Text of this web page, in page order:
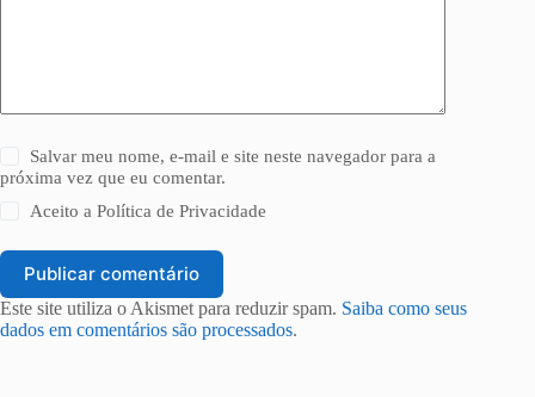
Salvar meu nome, e-mail e site neste navegador para a
próxima vez que eu comentar.
Aceito aPolítica de Privacidade
Publicar comentário
Este site utiliza o Akismet para reduzir spam. Saiba como seus
dados em comentários são processados.